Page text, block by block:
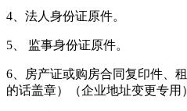
4、法人身份证原件。
5、 监事身份证原件。
6、房产证或购房合同复印件、
的话盖章）（企业地址变更专用